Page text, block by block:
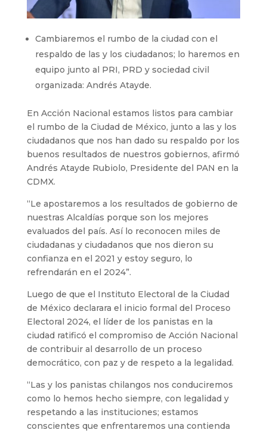
Cambiaremos el rumbo de la ciudad con el
respaldo de las y los ciudadanos; lo haremos en
equipo junto al PRI, PRD y sociedad civil
organizada: Andrés Atayde.
En Acción Nacional estamos listos para cambiar
el rumbo de la Ciudad de México, junto a las y los
ciudadanos que nos han dado su respaldo por los
buenos resultados de nuestros gobiernos, afirmó
Andrés Atayde Rubiolo, Presidente del PAN en la
CDMX.
“Le apostaremos a los resultados de gobierno de
nuestras Alcaldías porque son los mejores
evaluados del país. Así lo reconocen miles de
ciudadanas y ciudadanos que nos dieron su
confianza en el 2021 y estoy seguro, lo
refrendarán en el 2024”.
Luego de que el Instituto Electoral de la Ciudad
de México declarara el inicio formal del Proceso
Electoral 2024, el líder de los panistas en la
ciudad ratificó el compromiso de Acción Nacional
de contribuir al desarrollo de un proceso
democrático, con paz y de respeto a la legalidad.
“Las y los panistas chilangos nos conduciremos
como lo hemos hecho siempre, con legalidad y
respetando a las instituciones; estamos
conscientes que enfrentaremos una contienda